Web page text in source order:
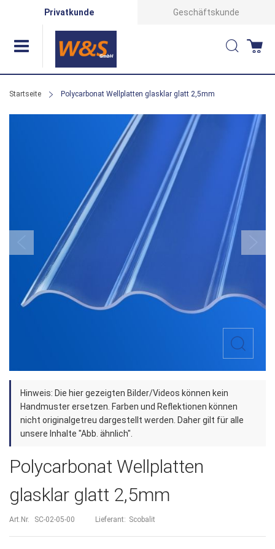
Privatkunde Geschäftskunde
Suche
Startseite Polycarbonat Wellplatten glasklar glatt 2,5mm
Zum
Anfang
der
Bildergalerie
Hinweis: Die hier gezeigten Bilder/Videos können kein
Handmuster ersetzen. Farben und Reflektionen können
nicht originalgetreu dargestellt werden. Daher gilt für alle
unsere Inhalte "Abb. ähnlich".
Polycarbonat Wellplatten
glasklar glatt 2,5mm
Art.Nr. SC-02-05-00 Lieferant: Scobalit